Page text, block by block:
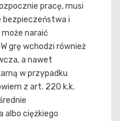
pracę, musi
bezpieczeństwa i
może naraić
grę wchodzi również
a nawet
w przypadku
z art. 220 k.k.
ciężkiego